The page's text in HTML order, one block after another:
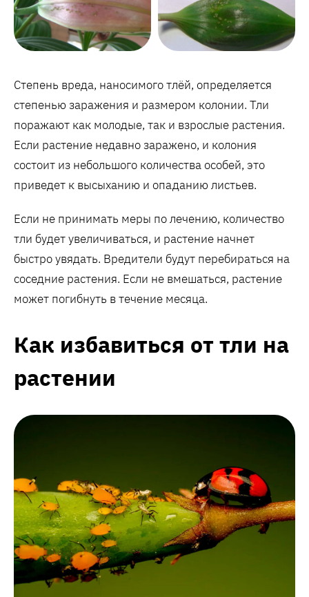
Степень вреда, наносимого тлёй, определяется
степенью заражения и размером колонии. Тли
поражают как молодые, так и взрослые растения.
Если растение недавно заражено, и колония
состоит из небольшого количества особей, это
приведет к высыханию и опаданию листьев.
Если не принимать меры по лечению, количество
тли будет увеличиваться, и растение начнет
быстро увядать. Вредители будут перебираться на
соседние растения. Если не вмешаться, растение
может погибнуть в течение месяца.
Как избавиться от тли на
растении